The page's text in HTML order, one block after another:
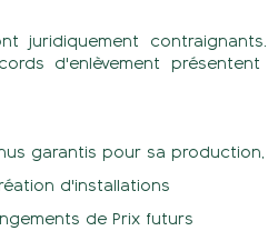
juridiquement
d'enlèvement
garantis pour sa production,
d'installations
de Prix futurs